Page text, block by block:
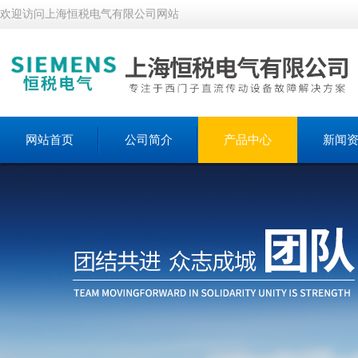
欢迎访问上海恒税电气有限公司网站
网站首页 公司简介 产品中心 新闻